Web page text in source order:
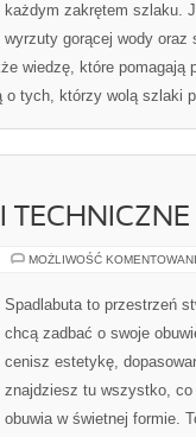
każdym zakrętem szlaku.
wyrzuty gorącej wody oraz
wiedzę, które pomagają
o tych, którzy wolą szlaki
TECHNICZNE
MOŻLIWOŚĆ
Spadlabuta to przestrzeń
chcą zadbać o swoje
cenisz estetykę,
znajdziesz tu wszystko, co
obuwia w świetnej formie.